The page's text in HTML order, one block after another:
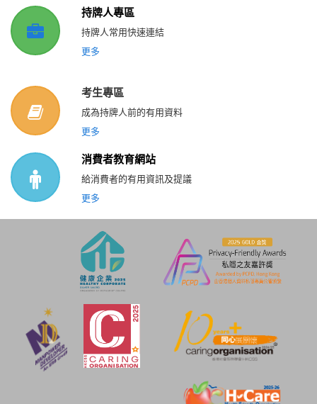
持牌人專區
持牌人常用快速連結
更多
考生專區
成為持牌人前的有用資料
更多
消費者教育網站
給消費者的有用資訊及提議
更多